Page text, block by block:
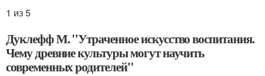
1 из 5
Дуклефф М. "Утраченное искусство воспитания.
Чему древние культуры могут научить
современных родителей"